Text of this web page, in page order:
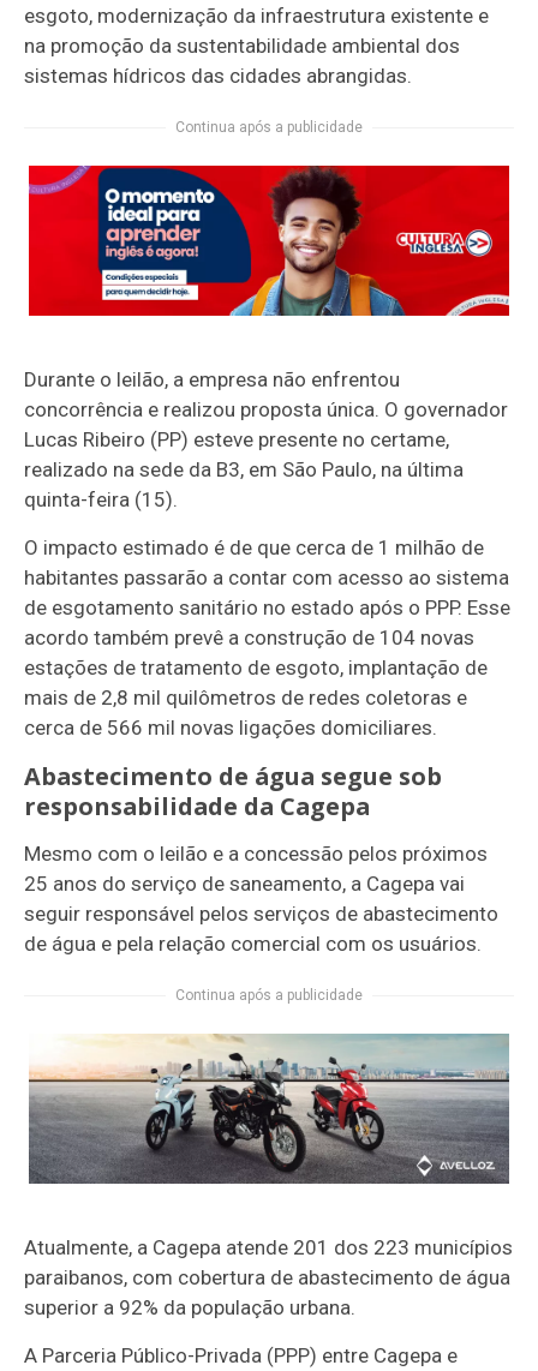
esgoto, modernização da infraestrutura existente e
na promoção da sustentabilidade ambiental dos
sistemas hídricos das cidades abrangidas.
Continua após a publicidade
Durante o leilão, a empresa não enfrentou
concorrência e realizou proposta única. O governador
Lucas Ribeiro (PP) esteve presente no certame,
realizado na sede da B3, em São Paulo, na última
quinta-feira (15).
O impacto estimado é de que cerca de 1 milhão de
habitantes passarão a contar com acesso ao sistema
de esgotamento sanitário no estado após o PPP. Esse
acordo também prevê a construção de 104 novas
estações de tratamento de esgoto, implantação de
mais de 2,8 mil quilômetros de redes coletoras e
cerca de 566 mil novas ligações domiciliares.
Abastecimento de água segue sob
responsabilidade da Cagepa
Mesmo com o leilão e a concessão pelos próximos
25 anos do serviço de saneamento, a Cagepa vai
seguir responsável pelos serviços de abastecimento
de água e pela relação comercial com os usuários.
Continua após a publicidade
Atualmente, a Cagepa atende 201 dos 223 municípios
paraibanos, com cobertura de abastecimento de água
superior a 92% da população urbana.
A Parceria Público-Privada (PPP) entre Cagepa e